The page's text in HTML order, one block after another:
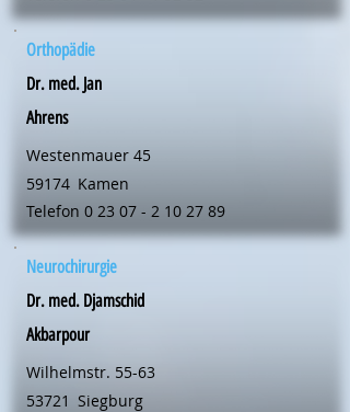
Orthopädie
Dr. med. Jan
Ahrens
Westenmauer 45
59174 Kamen
Telefon 0 23 07 - 2 10 27 89
Neurochirurgie
Dr. med. Djamschid
Akbarpour
Wilhelmstr. 55-63
53721 Siegburg